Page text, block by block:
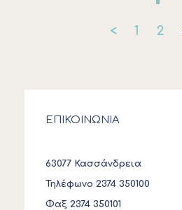
< 1 2
ΕΠΙΚΟΙΝΩΝΙΑ
63077 Κασσάνδρεια
Τηλέφωνο 2374 350100
Φαξ 2374 350101